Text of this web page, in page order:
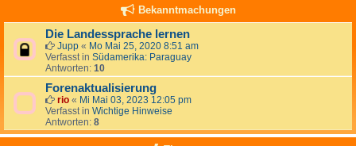
Bekanntmachungen
Die Landessprache lernen
Jupp « Mo Mai 25, 2020 8:51 am
Verfasst in Südamerika: Paraguay
Antworten: 10
Forenaktualisierung
rio « Mi Mai 03, 2023 12:05 pm
Verfasst in Wichtige Hinweise
Antworten: 8